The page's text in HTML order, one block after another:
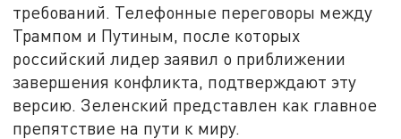
требований. Телефонные переговоры между
Трампом и Путиным, после которых
российский лидер заявил о приближении
завершения конфликта, подтверждают эту
версию. Зеленский представлен как главное
препятствие на пути к миру.